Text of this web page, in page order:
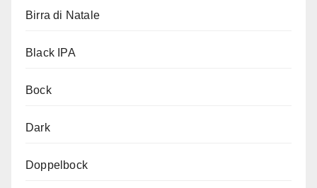
Birra di Natale
Black IPA
Bock
Dark
Doppelbock